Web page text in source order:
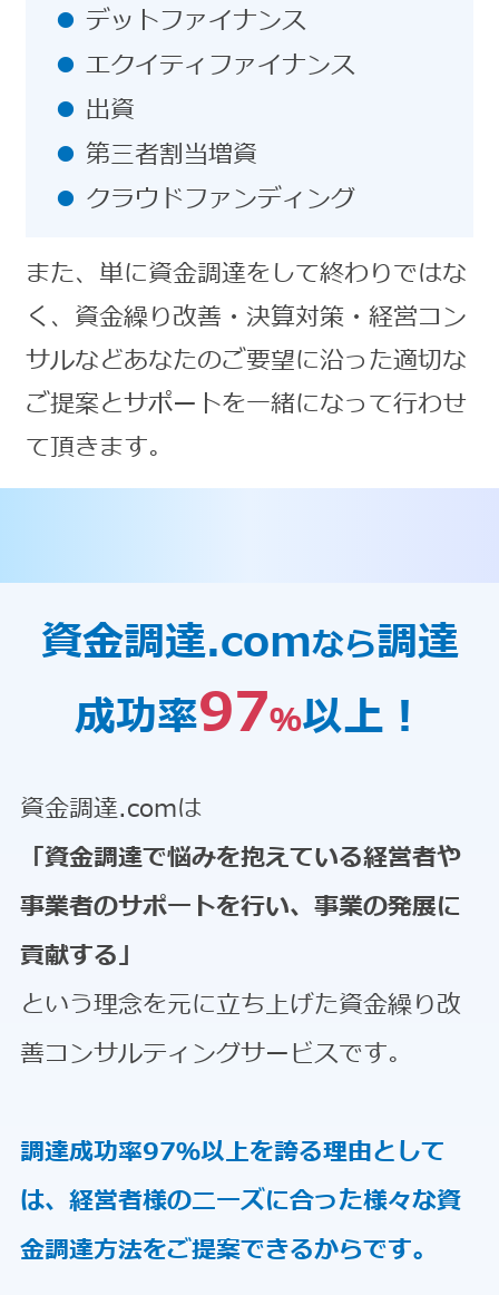
デットファイナンス
エクイティファイナンス
出資
第三者割当増資
クラウドファンディング
また、単に資金調達をして終わりではな
く、資金繰り改善・決算対策・経営コン
サルなどあなたのご要望に沿った適切な
ご提案とサポートを一緒になって行わせ
て頂きます。
資金調達.comなら調達
成功率97％以上！
資金調達.comは
「資金調達で悩みを抱えている経営者や
事業者のサポートを行い、事業の発展に
貢献する」
という理念を元に立ち上げた資金繰り改
善コンサルティングサービスです。
調達成功率97％以上を誇る理由として
は、経営者様のニーズに合った様々な資
金調達方法をご提案できるからです。